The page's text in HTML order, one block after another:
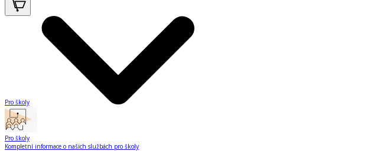
Pro školy
Pro školy
Kompletní informace o našich službách pro školy